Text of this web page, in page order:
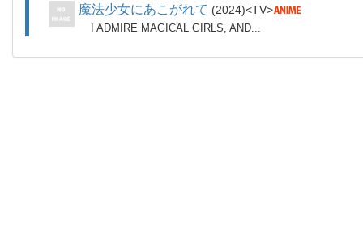
魔法少女にあこがれて 2024 TV
I ADMIRE MAGICAL GIRLS, AND...